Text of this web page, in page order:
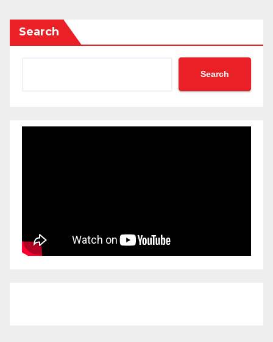
Search
Search